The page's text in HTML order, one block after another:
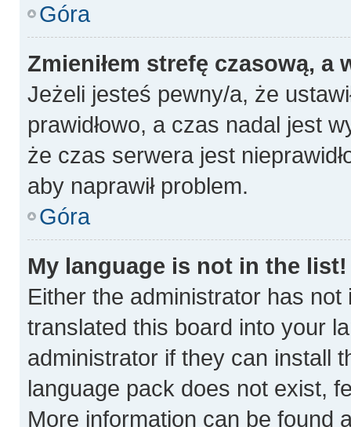
Góra
Zmieniłem strefę czasową, a
Jeżeli jesteś pewny/a, że
prawidłowo, a czas nadal jest
że czas serwera jest
aby naprawił problem.
Góra
My language is not in the list!
Either the administrator has
translated this board into your
administrator if they can install
language pack does not exist,
More information can be found